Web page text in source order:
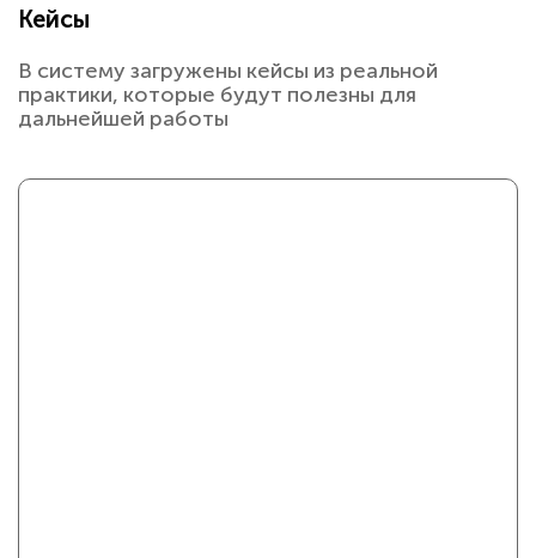
Кейсы
В систему загружены кейсы из реальной
практики, которые будут полезны для
дальнейшей работы